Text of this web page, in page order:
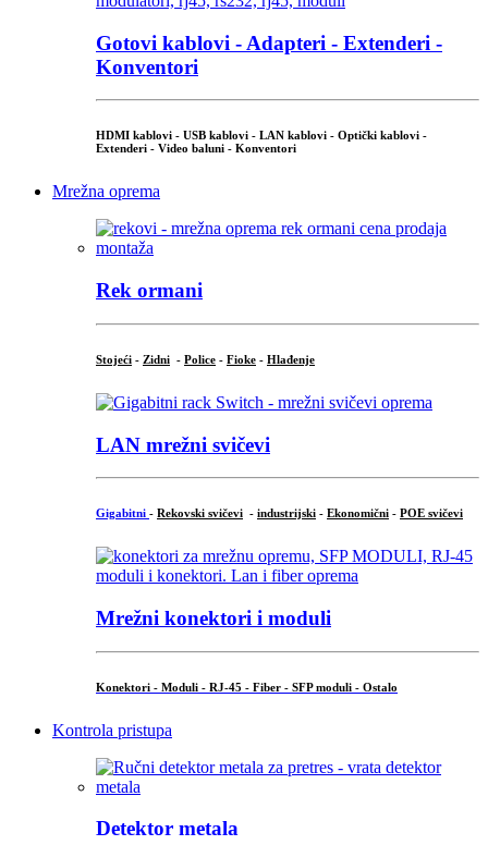
Gotovi kablovi - Adapteri - Extenderi -
Konventori
HDMI kablovi - USB kablovi - LAN kablovi - Optički kablovi -
Extenderi - Video baluni - Konventori
Mrežna oprema
Rek ormani
Stojeći - Zidni - Police - Fioke - Hlađenje
LAN mrežni svičevi
Gigabitni - Rekovski svičevi - industrijski - Ekonomični - POE svičevi
Mrežni konektori i moduli
Konektori - Moduli - RJ-45 - Fiber - SFP moduli - Ostalo
Kontrola pristupa
Detektor metala